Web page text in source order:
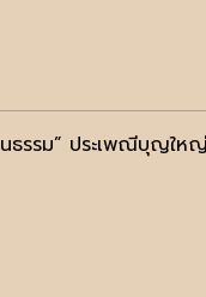
รม” ประเพณีบุญให